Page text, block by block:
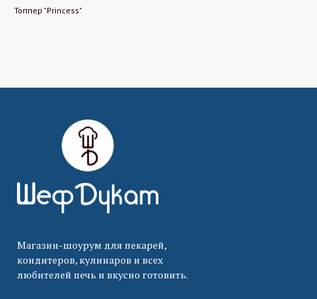
Топпер "Princess"
Магазин-шоурум для пекарей,
кондитеров, кулинаров и всех
любителей печь и вкусно готовить.